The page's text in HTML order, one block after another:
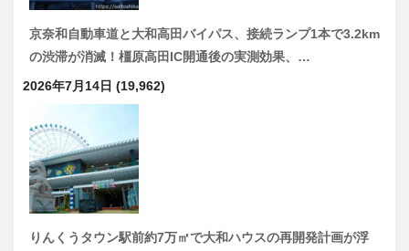
京奈和自動車道と大和高田バイパス、接続ランプ1本で3.2km
の渋滞が消滅！橿原高田IC開通後の実測効果、…
2026年7月14日 (19,962)
りんくうタウン駅前約7万㎡で大和ハウスの再開発計画が浮